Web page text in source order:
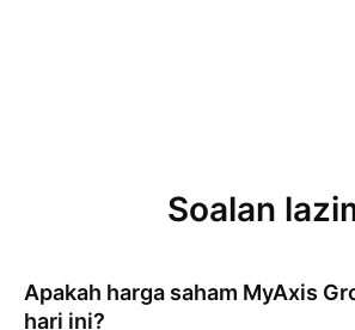
Soalan
Apakah harga saham MyAxis
hari ini?